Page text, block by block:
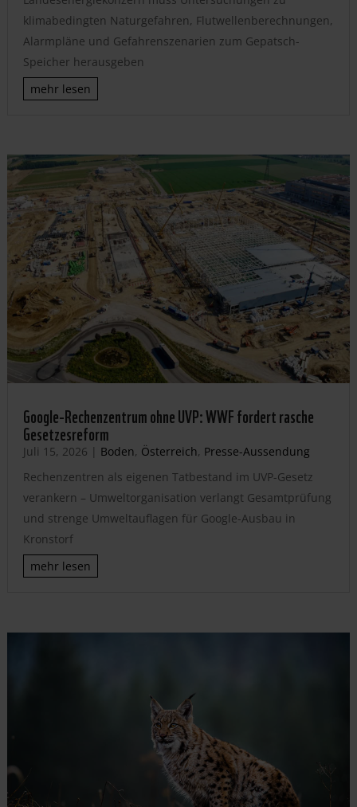
klimabedingten Naturgefahren, Flutwellenberechnungen,
Alarmpläne und Gefahrenszenarien zum Gepatsch-
Speicher herausgeben
mehr lesen
Google-Rechenzentrum ohne UVP: WWF fordert rasche
Gesetzesreform
Juli 15, 2026 | Boden, Österreich, Presse-Aussendung
Rechenzentren als eigenen Tatbestand im UVP-Gesetz
verankern – Umweltorganisation verlangt Gesamtprüfung
und strenge Umweltauflagen für Google-Ausbau in
Kronstorf
mehr lesen